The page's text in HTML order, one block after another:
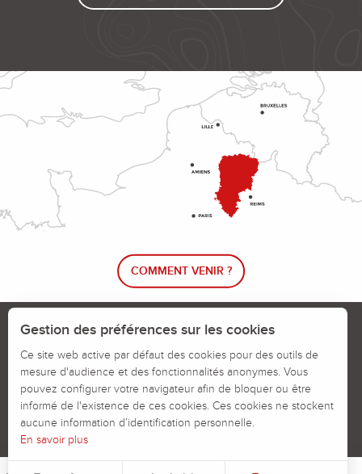
COMMENT VENIR ?
Le blog rando !
Calendrier des jours chassés
Signaler un problème sur un parcours
Politiques des Cookies Mentions légales
Gestion des préférences sur les cookies
Ce site web active par défaut des cookies pour des outils de
mesure d'audience et des fonctionnalités anonymes. Vous
pouvez configurer votre navigateur afin de bloquer ou être
informé de l'existence de ces cookies. Ces cookies ne stockent
aucune information d’identification personnelle.
En savoir plus